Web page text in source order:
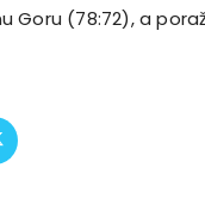
Goru (78:72), a